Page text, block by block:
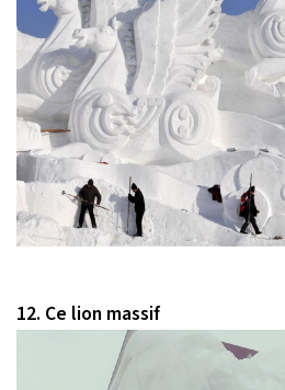
12. Ce lion massif